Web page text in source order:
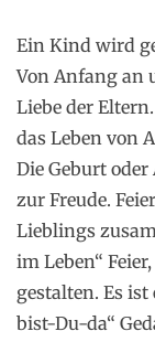
Ein Kind wird
Von Anfang an
Liebe der
das Leben von
Die Geburt
zur Freude.
Lieblings
im Leben“
gestalten. Es
bist-Du-da“